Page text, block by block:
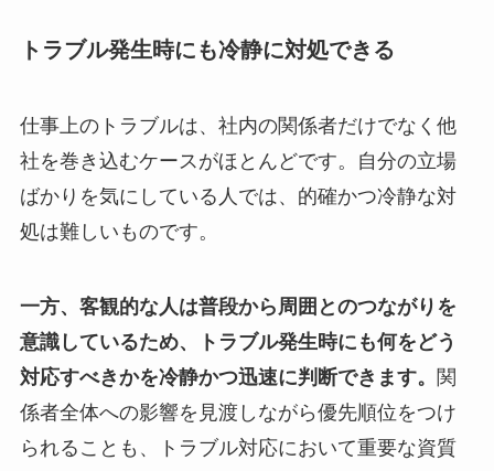
トラブル発生時にも冷静に対処できる
仕事上のトラブルは、社内の関係者だけでなく他
社を巻き込むケースがほとんどです。自分の立場
ばかりを気にしている人では、的確かつ冷静な対
処は難しいものです。
一方、客観的な人は普段から周囲とのつながりを
意識しているため、トラブル発生時にも何をどう
対応すべきかを冷静かつ迅速に判断できます。
関
係者全体への影響を見渡しながら優先順位をつけ
られることも、トラブル対応において重要な資質